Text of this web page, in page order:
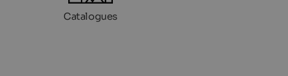
Catalogues